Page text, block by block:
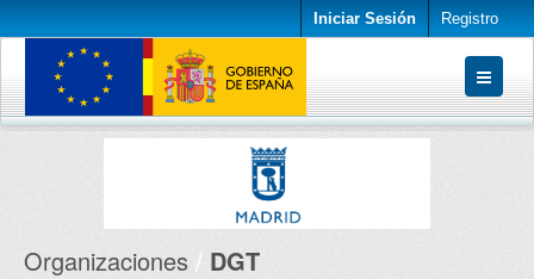
Iniciar Sesión Registro
Conjuntos de datos
Organizaciones DGT